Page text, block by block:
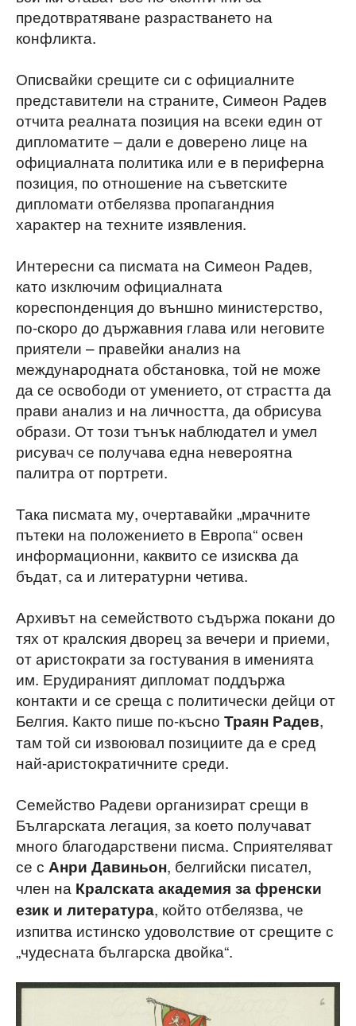
предотвратяване разрастването на
конфликта.
Описвайки срещите си с официалните
представители на страните, Симеон Радев
отчита реалната позиция на всеки един от
дипломатите – дали е доверено лице на
официалната политика или е в периферна
позиция, по отношение на съветските
дипломати отбелязва пропагандния
характер на техните изявления.
Интересни са писмата на Симеон Радев,
като изключим официалната
кореспонденция до външно министерство,
по-скоро до държавния глава или неговите
приятели – правейки анализ на
международната обстановка, той не може
да се освободи от умението, от страстта да
прави анализ и на личността, да обрисува
образи. От този тънък наблюдател и умел
рисувач се получава една невероятна
палитра от портрети.
Така писмата му, очертавайки „мрачните
пътеки на положението в Европа“ освен
информационни, каквито се изисква да
бъдат, са и литературни четива.
Архивът на семейството съдържа покани до
тях от кралския дворец за вечери и приеми,
от аристократи за гостувания в именията
им. Ерудираният дипломат поддържа
контакти и се среща с политически дейци от
Белгия. Както пише по-късно Траян Радев,
там той си извоювал позициите да е сред
най-аристократичните среди.
Семейство Радеви организират срещи в
Българската легация, за което получават
много благодарствени писма. Сприятеляват
се с Анри Давиньон, белгийски писател,
член на Кралската академия за френски
език и литература, който отбелязва, че
изпитва истинско удоволствие от срещите с
„чудесната българска двойка“.